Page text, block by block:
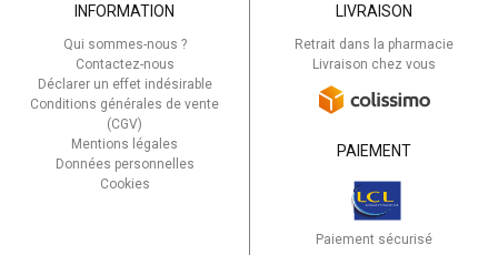
INFORMATION
Qui sommes-nous ?
Contactez-nous
Déclarer un effet indésirable
Conditions générales de vente
(CGV)
Mentions légales
Données personnelles
Cookies
LIVRAISON
Retrait dans la pharmacie
Livraison chez vous
PAIEMENT
Paiement sécurisé